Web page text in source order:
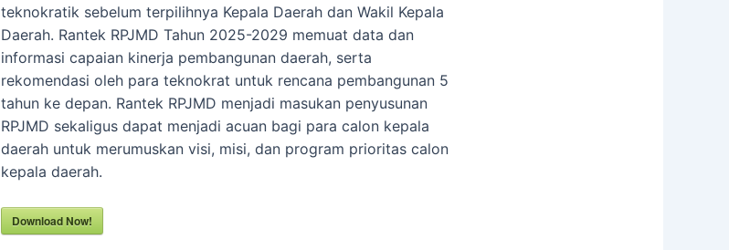
teknokratik sebelum terpilihnya Kepala Daerah dan Wakil Kepala
Daerah. Rantek RPJMD Tahun 2025-2029 memuat data dan
informasi capaian kinerja pembangunan daerah, serta
rekomendasi oleh para teknokrat untuk rencana pembangunan 5
tahun ke depan. Rantek RPJMD menjadi masukan penyusunan
RPJMD sekaligus dapat menjadi acuan bagi para calon kepala
daerah untuk merumuskan visi, misi, dan program prioritas calon
kepala daerah.
Download Now!